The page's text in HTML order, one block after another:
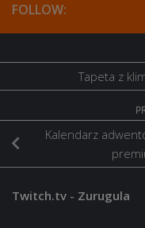
FOLLOW:
Tapeta z
Kalendarz
Twitch.tv - Zurugula